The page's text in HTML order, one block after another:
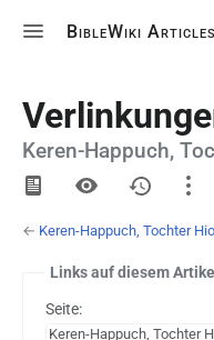
BibleWiki Articles
Keren-Happuch,
Ansichten
Artikel
Diskussion
← Keren-Happuch, Tochter
Links auf diesem Artikel
Seite: